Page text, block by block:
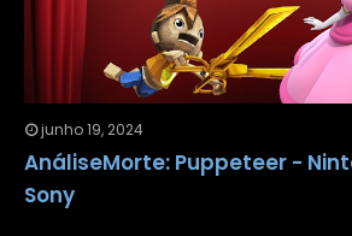
junho 19, 2024
AnáliseMorte: Puppeteer -
Sony